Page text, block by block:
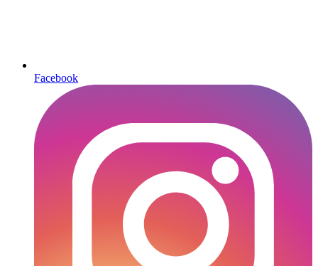
Facebook